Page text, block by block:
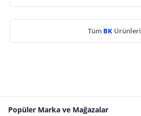
Tüm BK Ürünleri
Popüler Marka ve Mağazalar